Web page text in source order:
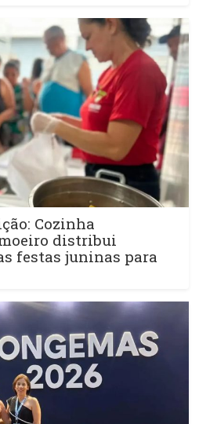
Cozinha
distribui
festas juninas para